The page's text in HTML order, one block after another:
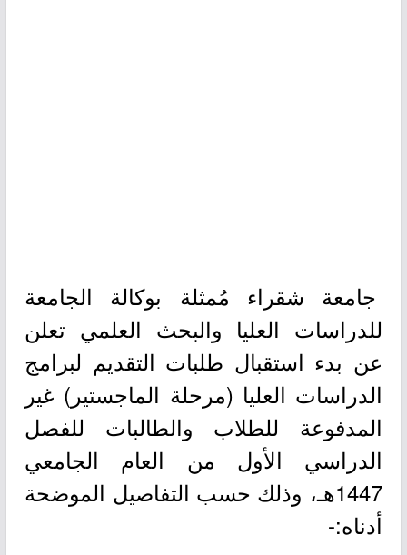
جامعة شقراء مُمثلة بوكالة الجامعة
للدراسات العليا والبحث العلمي تعلن
عن بدء استقبال طلبات التقديم لبرامج
الدراسات العليا (مرحلة الماجستير) غير
المدفوعة للطلاب والطالبات للفصل
الدراسي الأول من العام الجامعي
1447هـ، وذلك حسب التفاصيل الموضحة
أدناه:-